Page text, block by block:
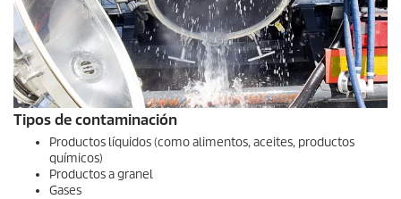
Tipos de contaminación
Productos líquidos (como alimentos, aceites, productos
químicos)
Productos a granel
Gases